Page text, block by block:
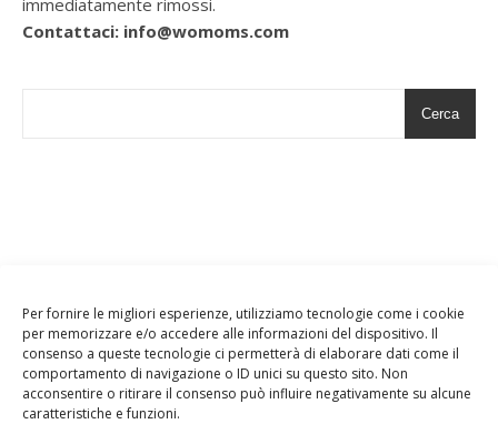
Per fornire le migliori esperienze, utilizziamo tecnologie come i cookie
per memorizzare e/o accedere alle informazioni del dispositivo. Il
consenso a queste tecnologie ci permetterà di elaborare dati come il
comportamento di navigazione o ID unici su questo sito. Non
acconsentire o ritirare il consenso può influire negativamente su alcune
caratteristiche e funzioni.
Contattaci: info@womoms.com
Cerca